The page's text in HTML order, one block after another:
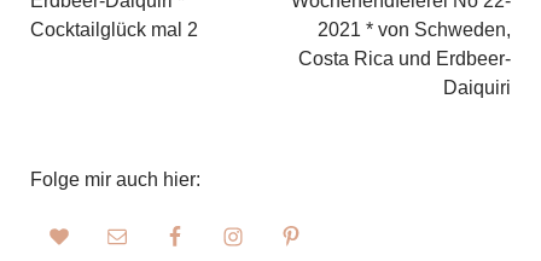
Cocktailglück mal 2
2021 * von Schweden,
Costa Rica und Erdbeer-
Daiquiri
Folge mir auch hier: